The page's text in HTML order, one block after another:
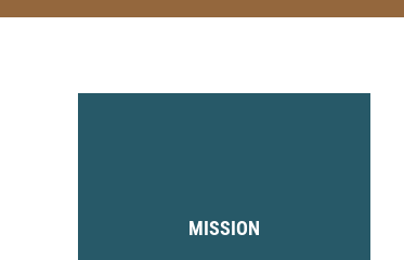
MISSION